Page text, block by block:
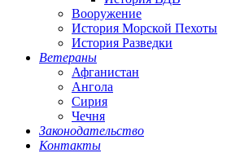
Вооружение
История Морской Пехоты
История Разведки
Ветераны
Афганистан
Ангола
Сирия
Чечня
Законодательство
Контакты